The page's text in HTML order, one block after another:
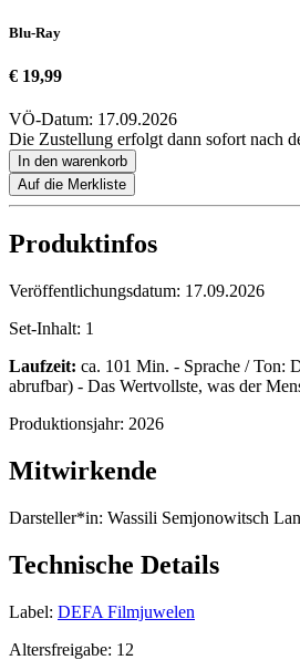
Blu-Ray
€ 19,99
VÖ-Datum: 17.09.2026
Die Zustellung erfolgt dann sofort nach
In den warenkorb
Auf die Merkliste
Produktinfos
Veröffentlichungsdatum: 17.09.2026
Set-Inhalt: 1
Laufzeit: ca. 101 Min. - Sprache / Ton:
abrufbar) - Das Wertvollste, was der
Produktionsjahr: 2026
Mitwirkende
Darsteller*in: Wassili Semjonowitsch
Technische Details
Label: DEFA Filmjuwelen
Altersfreigabe: 12